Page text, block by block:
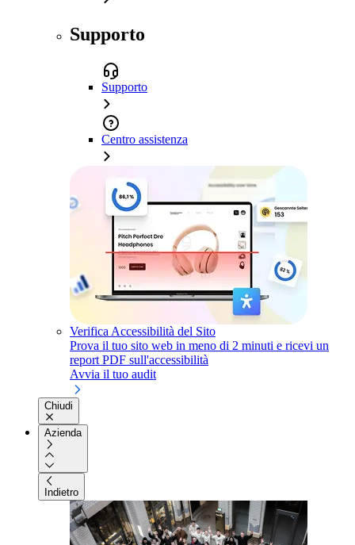
Supporto
Supporto
Centro assistenza
Verifica Accessibilità del Sito
Prova il tuo sito web in meno di 2 minuti e ricevi un
report PDF sull'accessibilità
Avvia il tuo audit
Chiudi
Azienda
Indietro